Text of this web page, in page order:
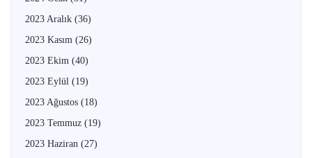
2023 Aralık (36)
2023 Kasım (26)
2023 Ekim (40)
2023 Eylül (19)
2023 Ağustos (18)
2023 Temmuz (19)
2023 Haziran (27)